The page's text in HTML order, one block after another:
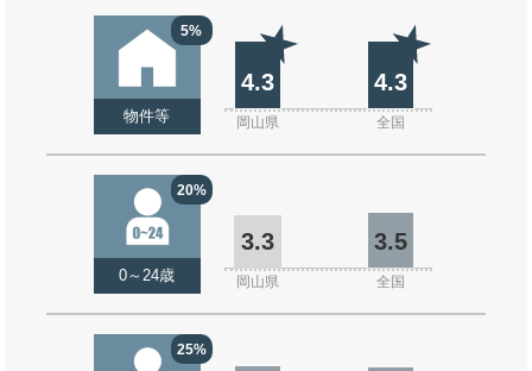
5%
物件等
4.3 4.3
岡山県 全国
20%
0～24歳
3.3 3.5
岡山県 全国
25%